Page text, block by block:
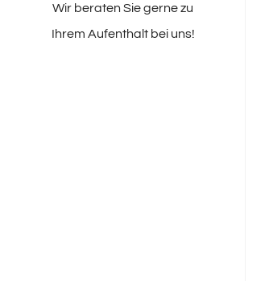
Wir beraten Sie gerne zu
Ihrem Aufenthalt bei uns!